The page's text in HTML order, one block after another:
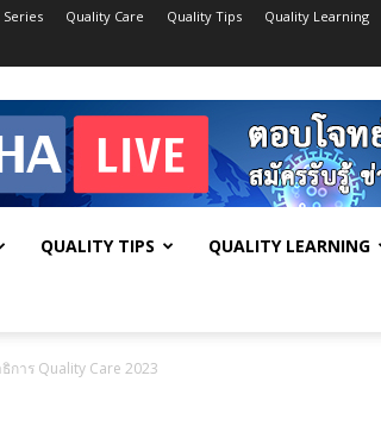
Quality Care Quality Tips Quality Learning
QUALITY TIPS QUALITY LEARNING
การ Quality Care 2023